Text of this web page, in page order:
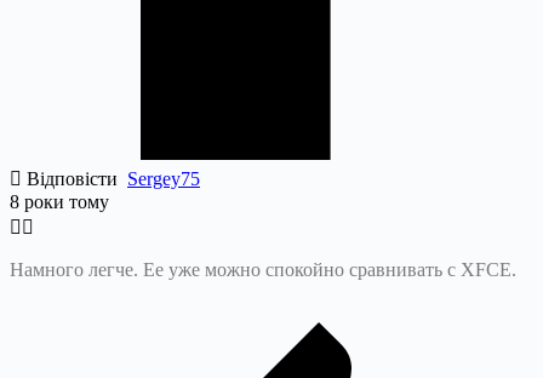
Відповісти Sergey75
8 роки тому
Намного легче. Ее уже можно спокойно сравнивать с XFCE.